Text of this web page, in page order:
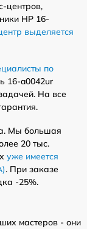
центров,
HP 16-
выделяется
по
16-a0042ur
На все
Мы большая
20 тыс.
уже имеется
. При заказе
-25%.
мастеров - они